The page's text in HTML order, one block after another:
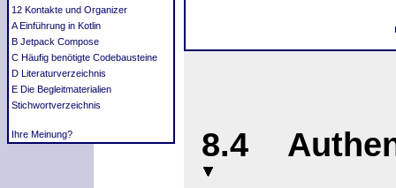
12 Kontakte und Organizer
A Einführung in Kotlin
B Jetpack Compose
C Häufig benötigte Codebausteine
D Literaturverzeichnis
E Die Begleitmaterialien
Stichwortverzeichnis
Ihre Meinung? 8.4